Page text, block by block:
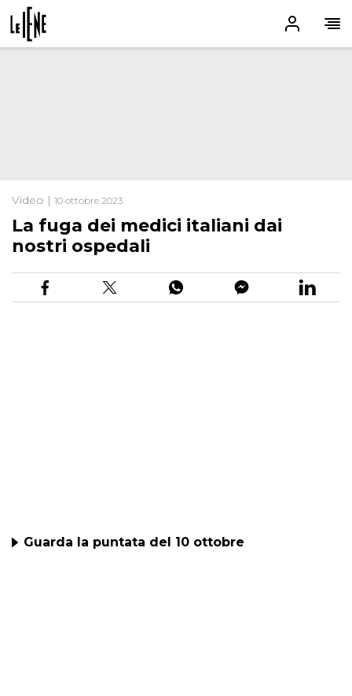
Video | 10 ottobre 2023
La fuga dei medici italiani dai
nostri ospedali
Guarda la puntata del 10 ottobre